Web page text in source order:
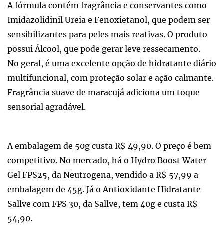
A fórmula contém fragrância e conservantes como
Imidazolidinil Ureia e Fenoxietanol, que podem ser
sensibilizantes para peles mais reativas. O produto
possui Álcool, que pode gerar leve ressecamento.
No geral, é uma excelente opção de hidratante diário
multifuncional, com proteção solar e ação calmante.
Fragrância suave de maracujá adiciona um toque
sensorial agradável.
A embalagem de 50g custa R$ 49,90. O preço é bem
competitivo. No mercado, há o Hydro Boost Water
Gel FPS25, da Neutrogena, vendido a R$ 57,99 a
embalagem de 45g. Já o Antioxidante Hidratante
Sallve com FPS 30, da Sallve, tem 40g e custa R$
54,90.